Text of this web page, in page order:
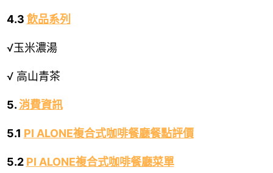
4.3 飲品系列
√玉米濃湯
√ 高山青茶
5.消費資訊
5.1 PI ALONE複合式咖啡餐廳餐點評價
5.2 PI ALONE複合式咖啡餐廳菜單